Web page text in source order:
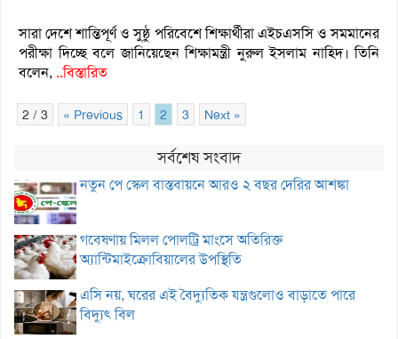
সারা দেশে শান্তিপূর্ণ ও সুষ্ঠু পরিবেশে শিক্ষার্থীরা এইচএসসি ও সমমানের
পরীক্ষা দিচ্ছে বলে জানিয়েছেন শিক্ষামন্ত্রী নুরুল ইসলাম নাহিদ। তিনি
বলেন, ..বিস্তারিত
2 / 3 « Previous 1 2 3 Next »
সর্বশেষ সংবাদ
নতুন পে স্কেল বাস্তবায়নে আরও ২ বছর দেরির আশঙ্কা
গবেষণায় মিলল পোলট্রি মাংসে অতিরিক্ত
অ্যান্টিমাইক্রোবিয়ালের উপস্থিতি
এসি নয়, ঘরের এই বৈদ্যুতিক যন্ত্রগুলোও বাড়াতে পারে
বিদ্যুৎ বিল